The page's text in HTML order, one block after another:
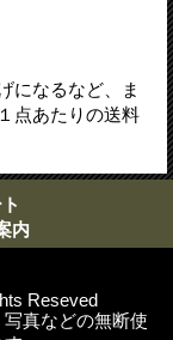
になるなど、ま
点あたりの送料
内
Reseved
真などの無断使